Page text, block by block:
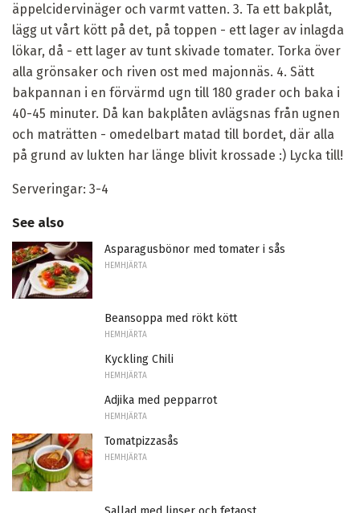
äppelcidervinäger och varmt vatten. 3. Ta ett bakplåt,
lägg ut vårt kött på det, på toppen - ett lager av inlagda
lökar, då - ett lager av tunt skivade tomater. Torka över
alla grönsaker och riven ost med majonnäs. 4. Sätt
bakpannan i en förvärmd ugn till 180 grader och baka i
40-45 minuter. Då kan bakplåten avlägsnas från ugnen
och maträtten - omedelbart matad till bordet, där alla
på grund av lukten har länge blivit krossade :) Lycka till!
Serveringar: 3-4
See also
Asparagusbönor med tomater i sås
HEMHJÄRTA
Beansoppa med rökt kött
HEMHJÄRTA
Kyckling Chili
HEMHJÄRTA
Adjika med pepparrot
HEMHJÄRTA
Tomatpizzasås
HEMHJÄRTA